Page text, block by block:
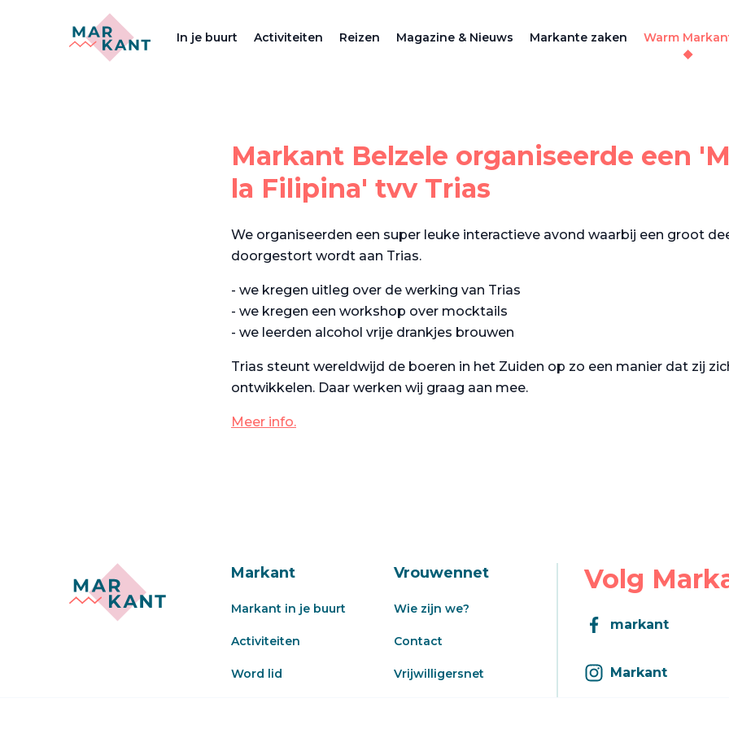
In je buurt Activiteiten Reizen Magazine & Nieuws Markante zaken Warm
Markant Belzele organiseerde een
la Filipina' tvv Trias
We organiseerden een super leuke interactieve avond waarbij een groot
doorgestort wordt aan Trias.
- we kregen uitleg over de werking van Trias
- we kregen een workshop over mocktails
- we leerden alcohol vrije drankjes brouwen
Trias steunt wereldwijd de boeren in het Zuiden op zo een manier dat zij
ontwikkelen. Daar werken wij graag aan mee.
Meer info.
Markant
Markant in je buurt
Activiteiten
Word lid
Vrouwennet
Wie zijn we?
Contact
Vrijwilligersnet
Volg
markant
Markant